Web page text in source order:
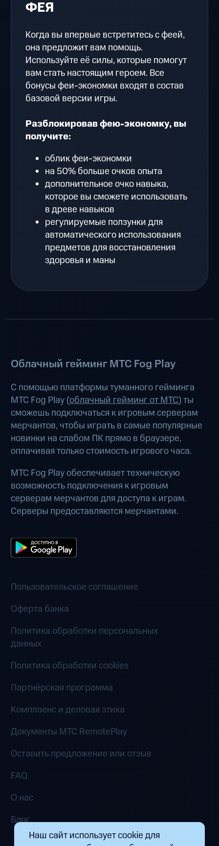
Наш сайт использует cookie для
ФЕЯ
Когда вы впервые встретитесь с феей,
она предложит вам помощь.
Используйте её силы, которые помогут
вам стать настоящим героем. Все
бонусы феи-экономки входят в состав
базовой версии игры.
Разблокировав фею-экономку, вы
получите:
облик феи-экономки
на 50% больше очков опыта
дополнительное очко навыка,
которое вы сможете использовать
в древе навыков
регулируемые ползунки для
автоматического использования
предметов для восстановления
здоровья и маны
Облачный гейминг МТС Fog Play
С помощью платформы туманного гейминга
МТС Fog Play (облачный гейминг от МТС) ты
сможешь подключаться к игровым серверам
мерчантов, чтобы играть в самые популярные
новинки на слабом ПК прямо в браузере,
оплачивая только стоимость игрового часа.
МТС Fog Play обеспечивает техническую
возможность подключения к игровым
серверам мерчантов для доступа к играм.
Серверы предоставляются мерчантами.
Пользовательское соглашение
Оферта банка
Политика обработки персональных
данных
Политика обработки cookies
Партнёрская программа
Комплаенс и деловая этика
Документы MTC RemotePlay
Оставить предложение или отзыв
FAQ
О нас
Блог